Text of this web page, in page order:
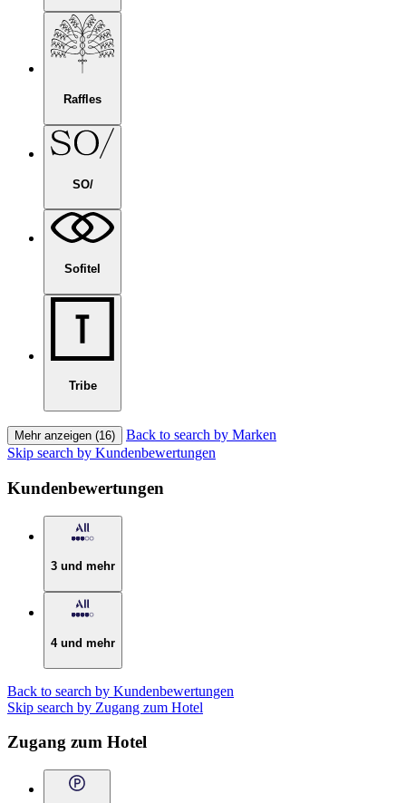
Raffles
SO/
Sofitel
Tribe
Mehr anzeigen (16)
Back to search by Marken
Skip search by Kundenbewertungen
Kundenbewertungen
3 und mehr
4 und mehr
Back to search by Kundenbewertungen
Skip search by Zugang zum Hotel
Zugang zum Hotel